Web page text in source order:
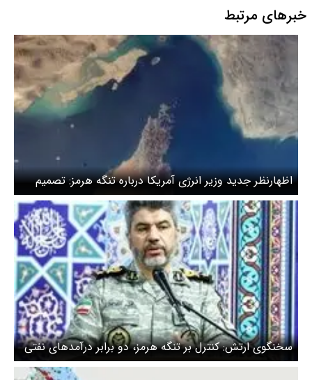
خبرهای مرتبط
اظهارنظر جدید وزیر انرژی آمریکا درباره تنگه هرمز: تصمیم
درباره تنگه در دست ایران است
سخنگوی ارتش: کنترل بر تنگه هرمز، دو برابر درآمدهای نفتی
آورده اقتصادی خواهد داشت